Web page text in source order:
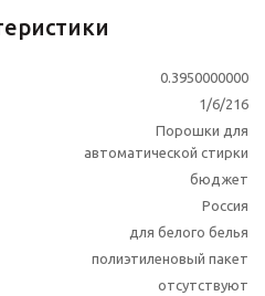
0.3950000000
1/6/216
Порошки для
автоматической стирки
бюджет
Россия
для белого белья
полиэтиленовый пакет
отсутствуют